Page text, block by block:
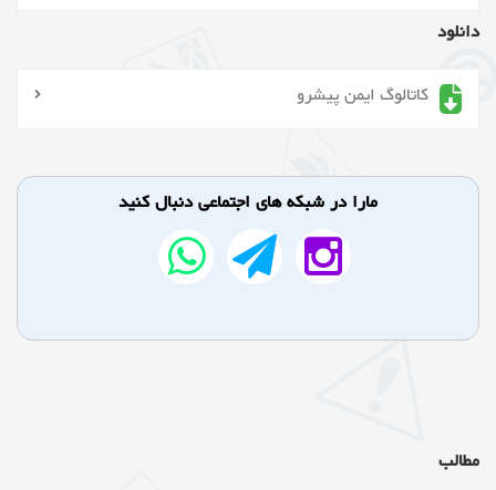
دانلود
کاتالوگ ایمن پیشرو
مارا در شبکه های اجتماعی دنبال کنید
مطالب